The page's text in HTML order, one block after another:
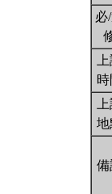
必
時
地
備